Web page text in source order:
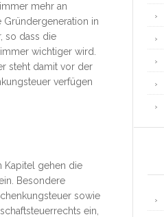
mehr an
Gründergeneration in
so dass die
wichtiger wird.
steht damit vor der
verfügen
Kapitel gehen die
Besondere
sowie
ein,